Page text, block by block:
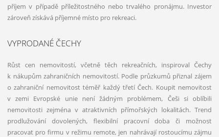
příjem v případě příležitostného nebo trvalého pronájmu. Investor
zároveň získává příjemné místo pro rekreaci.
VYPRODANÉ ČECHY
Růst cen nemovitostí, včetně těch rekreačních, inspiroval Čechy
k nákupům zahraničních nemovitostí. Podle průzkumů přiznal zájem
o zahraniční nemovitost téměř každý třetí Čech. Koupit nemovitost
v zemi Evropské unie není žádným problémem, Češi si oblíbili
nemovitosti zejména v atraktivních přímořských lokalitách. Trend
prodlužování dovolených, flexibilní pracovní doba či možnost
pracovat pro firmu v režimu remote, jen nahrávají rostoucímu zájmu